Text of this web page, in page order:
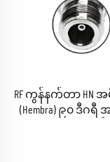
RF ကွန်နက်တာ HN အ
(Hembra) ၉၀ ဒီ